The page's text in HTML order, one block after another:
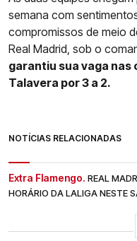
semana com
compromissos de meio
Real Madrid, sob o
garantiu sua vaga nas
Talavera por 3 a 2.
NOTÍCIAS RELACIONADAS
Extra Flamengo. REAL
HORÁRIO DA LALIGA NESTE